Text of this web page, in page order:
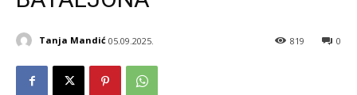
Tanja Mandić 05.09.2025. 0
819